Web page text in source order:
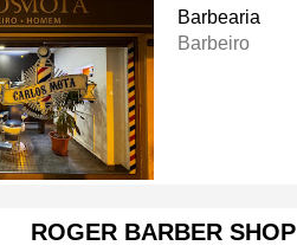
Barbearia
Barbeiro
ROGER BARBER SHOP